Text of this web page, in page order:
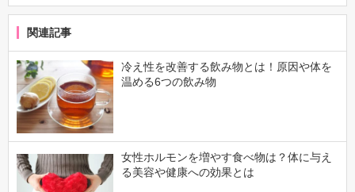
関連記事
冷え性を改善する飲み物とは！原因や体を
温める6つの飲み物
女性ホルモンを増やす食べ物は？体に与え
る美容や健康への効果とは